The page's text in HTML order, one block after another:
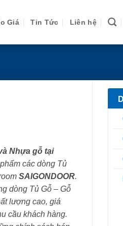
Giá Tin Tức Liên hệ
Nhựa gỗ tại
các dòng Tủ
SAIGONDOOR.
dòng Tủ Gỗ – Gỗ
lượng cao, giá
cầu khách hàng.